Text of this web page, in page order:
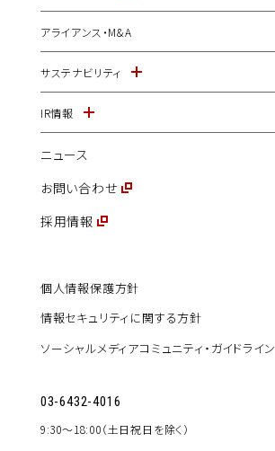
アライアンス・M&A
サステナビリティ
IR情報
ニュース
お問い合わせ
採用情報
個人情報保護方針
情報セキュリティに関する方針
ソーシャルメディアコミュニティ・ガイドライン
03-6432-4016
9:30〜18:00（土日祝日を除く）